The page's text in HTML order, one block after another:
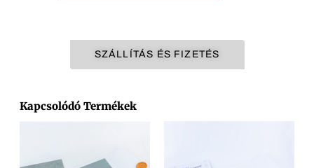
SZÁLLÍTÁS ÉS FIZETÉS
Kapcsolódó Termékek